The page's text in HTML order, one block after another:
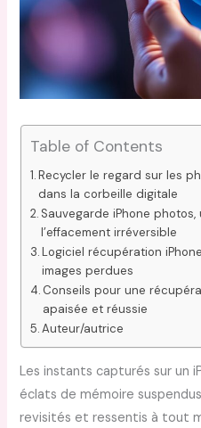
Table of Contents
Recycler le regard sur les
dans la corbeille digitale
Sauvegarde iPhone
l’effacement irréversible
Logiciel récupération
images perdues
Conseils pour une
apaisée et réussie
Auteur/autrice
Les instants capturés sur un
éclats de mémoire
revisités et ressentis à tout